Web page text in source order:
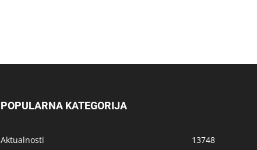
POPULARNA KATEGORIJA
Aktualnosti
13748